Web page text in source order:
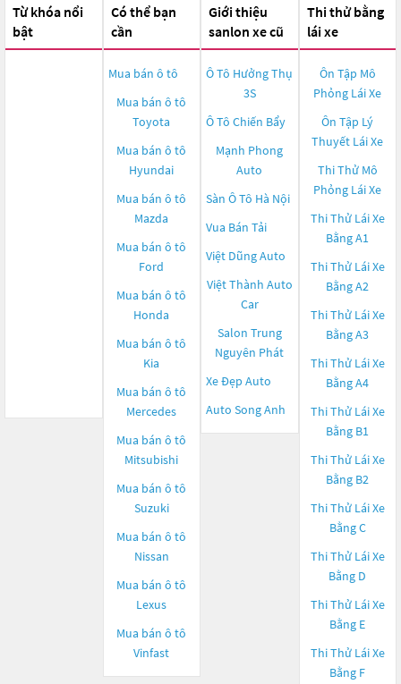
Từ khóa nổi
bật
Có thể bạn
cần
Mua bán ô tô
Mua bán ô tô
Toyota
Mua bán ô tô
Hyundai
Mua bán ô tô
Mazda
Mua bán ô tô
Ford
Mua bán ô tô
Honda
Mua bán ô tô
Kia
Mua bán ô tô
Mercedes
Mua bán ô tô
Mitsubishi
Mua bán ô tô
Suzuki
Mua bán ô tô
Nissan
Mua bán ô tô
Lexus
Mua bán ô tô
Vinfast
Giới thiệu
sanlon xe cũ
Ô Tô Hưởng Thụ
3S
Ô Tô Chiến Bẩy
Mạnh Phong
Auto
Sàn Ô Tô Hà Nội
Vua Bán Tải
Việt Dũng Auto
Việt Thành Auto
Car
Salon Trung
Nguyên Phát
Xe Đẹp Auto
Auto Song Anh
Thi thử bằng
lái xe
Ôn Tập Mô
Phỏng Lái Xe
Ôn Tập Lý
Thuyết Lái Xe
Thi Thử Mô
Phỏng Lái Xe
Thi Thử Lái Xe
Bằng A1
Thi Thử Lái Xe
Bằng A2
Thi Thử Lái Xe
Bằng A3
Thi Thử Lái Xe
Bằng A4
Thi Thử Lái Xe
Bằng B1
Thi Thử Lái Xe
Bằng B2
Thi Thử Lái Xe
Bằng C
Thi Thử Lái Xe
Bằng D
Thi Thử Lái Xe
Bằng E
Thi Thử Lái Xe
Bằng F